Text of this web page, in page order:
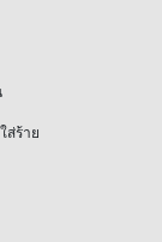
ส่ร้าย